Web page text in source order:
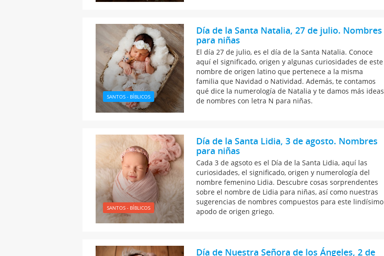
SANTOS - BÍBLICOS
Día de la Santa Natalia, 27 de julio. Nombres
para niñas
El día 27 de julio, es el día de la Santa Natalia. Conoce
aquí el significado, origen y algunas curiosidades de este
nombre de origen latino que pertenece a la misma
familia que Navidad o Natividad. Además, te contamos
qué dice la numerología de Natalia y te damos más ideas
de nombres con letra N para niñas.
SANTOS - BÍBLICOS
Día de la Santa Lidia, 3 de agosto. Nombres
para niñas
Cada 3 de agsoto es el Día de la Santa Lidia, aquí las
curiosidades, el significado, origen y numerología del
nombre femenino Lidia. Descubre cosas sorprendentes
sobre el nombre de Lidia para niñas, así como nuestras
sugerencias de nombres compuestos para este lindísimo
apodo de origen griego.
Día de Nuestra Señora de los Ángeles, 2 de